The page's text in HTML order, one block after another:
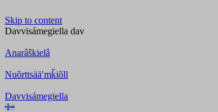
Skip to content
Davvisámegiella dav
Anarâškielâ
Nuõrttsääʹmǩiõll
Davvisámegiella